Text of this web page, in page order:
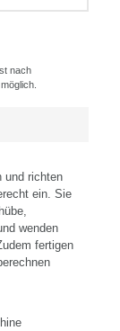
nach
und richten
ein. Sie
wenden
fertigen